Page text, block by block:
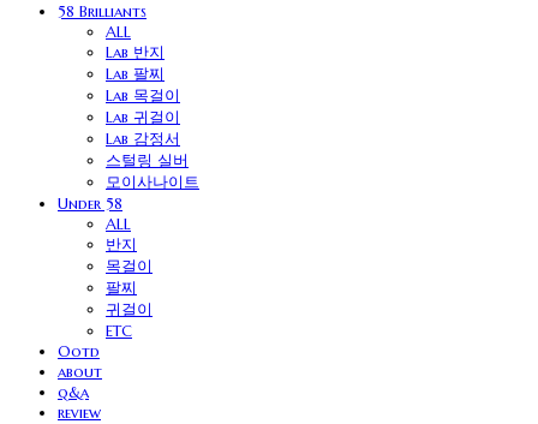
58 Brilliants
ALL
Lab 반지
Lab 팔찌
Lab 목걸이
Lab 귀걸이
Lab 감정서
스털링 실버
모이사나이트
Under 58
ALL
반지
목걸이
팔찌
귀걸이
ETC
Ootd
about
q&a
review